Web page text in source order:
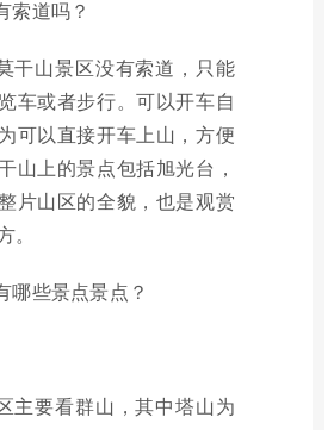
索道吗？
干山景区没有索道，只能
车或者步行。可以开车自
可以直接开车上山，方便
山上的景点包括旭光台，
片山区的全貌，也是观赏
哪些景点景点？
主要看群山，其中塔山为